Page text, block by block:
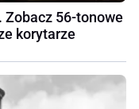
Zobacz 56-tonowe
korytarze